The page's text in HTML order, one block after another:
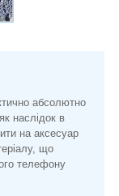
абсолютно
наслідок в
на аксесуар
що
телефону